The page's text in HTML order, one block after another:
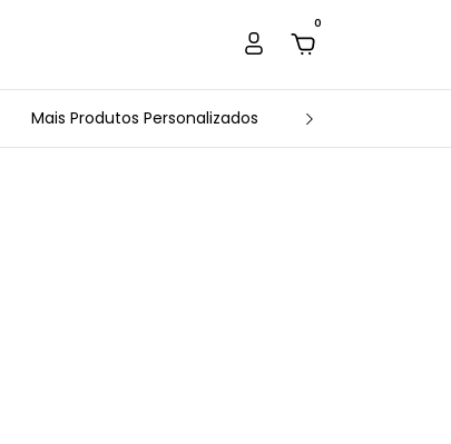
0
Mais Produtos Personalizados Estamparia Arte e